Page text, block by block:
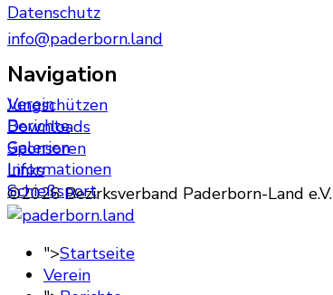
Datenschutz
info@paderborn.land
Navigation
Verein
Berichte
Galerien
Informationen
Schießsport
Jungschützen
Downloads
Sponsoren
Links
©2026 Bezirksverband Paderborn-Land e.V.
">Startseite
Verein